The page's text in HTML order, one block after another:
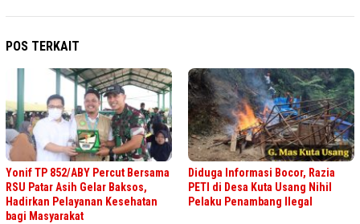
POS TERKAIT
Yonif TP 852/ABY Percut Bersama
RSU Patar Asih Gelar Baksos,
Hadirkan Pelayanan Kesehatan
bagi Masyarakat
Diduga Informasi Bocor, Razia
PETI di Desa Kuta Usang Nihil
Pelaku Penambang Ilegal